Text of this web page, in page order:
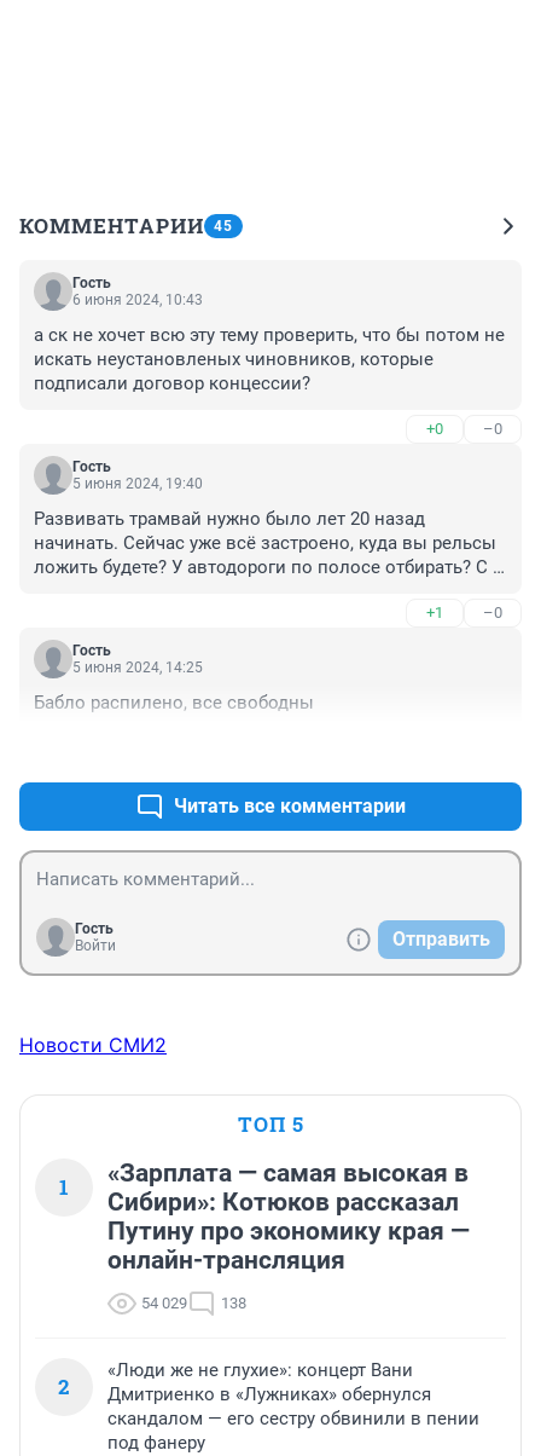
КОММЕНТАРИИ 45
Гость
6 июня 2024, 10:43
а ск не хочет всю эту тему проверить, что бы потом не
искать неустановленых чиновников, которые
подписали договор концессии?
+0 –0
Гость
5 июня 2024, 19:40
Развивать трамвай нужно было лет 20 назад
начинать. Сейчас уже всё застроено, куда вы рельсы
ложить будете? У автодороги по полосе отбирать? С
ложить? Там на Авиаторов между полосами всё
застроено домами, ТЦ Авиатор посредине, на
перекрёстке с Молокова кафешек понастроили. Где
+1 –0
Гость
5 июня 2024, 14:25
Бабло распилено, все свободны
Читать все комментарии
Гость
Войти
Отправить
Новости СМИ2
ТОП 5
1
«Зарплата — самая высокая в
Сибири»: Котюков рассказал
Путину про экономику края —
онлайн-трансляция
54 029 138
2
«Люди же не глухие»: концерт Вани
Дмитриенко в «Лужниках» обернулся
скандалом — его сестру обвинили в пении
под фанеру